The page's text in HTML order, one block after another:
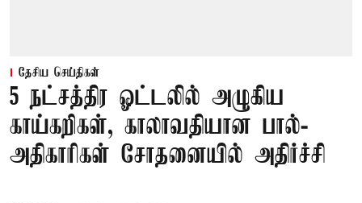
தேசிய செய்திகள்
5 நட்சத்திர ஓட்டலில் அழுகிய
காய்கறிகள், காலாவதியான பால்-
அதிகாரிகள் சோதனையில் அதிர்ச்சி